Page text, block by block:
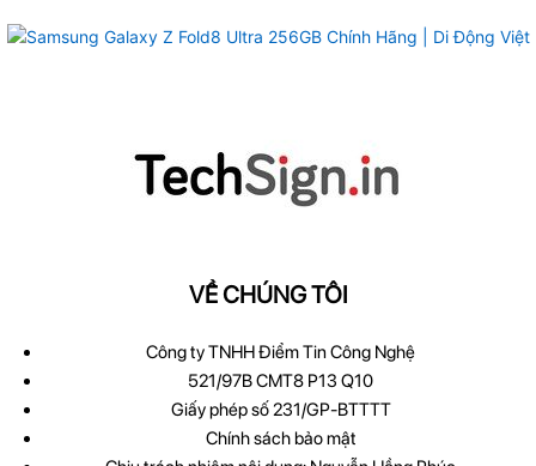
VỀ CHÚNG TÔI
Công ty TNHH Điểm Tin Công Nghệ
521/97B CMT8 P13 Q10
Giấy phép số 231/GP-BTTTT
Chính sách bảo mật